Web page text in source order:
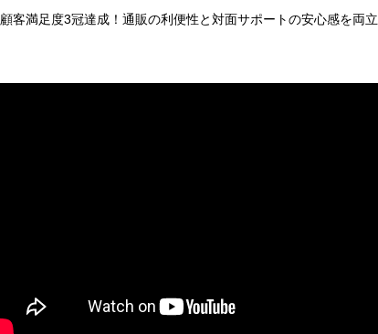
顧客満足度3冠達成！通販の利便性と対面サポートの安心感を両立